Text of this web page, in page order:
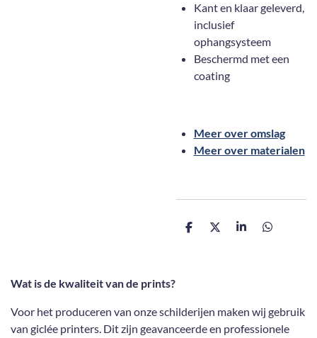
Kant en klaar geleverd,
inclusief
ophangsysteem
Beschermd met een
coating
Meer over omslag
Meer over materialen
D
D
S
D
Wat is de kwaliteit van de prints?
Voor het produceren van onze schilderijen maken wij gebruik
van giclée printers. Dit zijn geavanceerde en professionele